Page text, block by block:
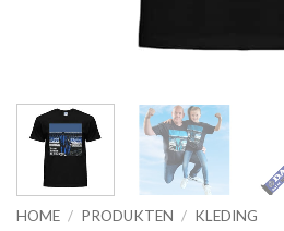
HOME / PRODUKTEN / KLEDING